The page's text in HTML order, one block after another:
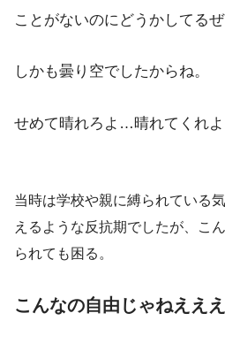
ことがないのにどうかしてる
しかも曇り空でしたからね。
せめて晴れろよ…晴れてくれよ
当時は学校や親に縛られている
えるような反抗期でしたが、こ
られても困る。
こんなの自由じゃねえええ